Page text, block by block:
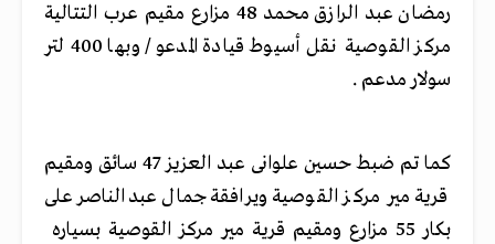
رمضان عبد الرازق محمد 48 مزارع مقيم عرب التتالية
مركز القوصية نقل أسيوط قيادة المدعو / وبها 400 لتر
سولار مدعم .
كما تم ضبط حسين علوانى عبد العزيز 47 سائق ومقيم
قرية مير مركز القوصية ويرافقة جمال عبدالناصر على
بكار 55 مزارع ومقيم قرية مير مركز القوصية بسياره